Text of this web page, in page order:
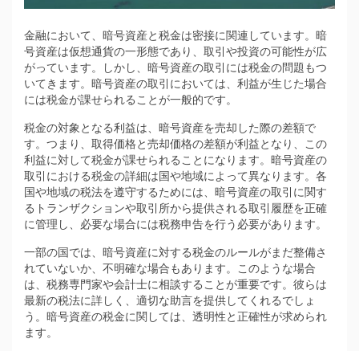
金融において、暗号資産と税金は密接に関連しています。 暗
号資産は仮想通貨の一形態であり、取引や投資の可能性が広
がっています。しかし、暗号資産の取引には税金の問題もつ
いてきます。暗号資産の取引においては、利益が生じた場合
には税金が課せられることが一般的です。
税金の対象となる利益は、暗号資産を売却した際の差額で
す。つまり、取得価格と売却価格の差額が利益となり、この
利益に対して税金が課せられることになります。暗号資産の
取引における税金の詳細は国や地域によって異なります。各
国や地域の税法を遵守するためには、暗号資産の取引に関す
るトランザクションや取引所から提供される取引履歴を正確
に管理し、必要な場合には税務申告を行う必要があります。
一部の国では、暗号資産に対する税金のルールがまだ整備さ
れていないか、不明確な場合もあります。このような場合
は、税務専門家や会計士に相談することが重要です。彼らは
最新の税法に詳しく、適切な助言を提供してくれるでしょ
う。暗号資産の税金に関しては、透明性と正確性が求められ
ます。